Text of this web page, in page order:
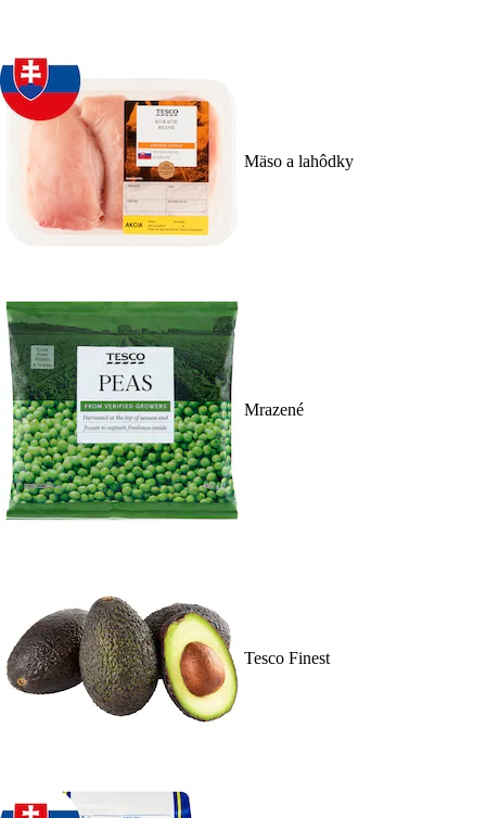
Mäso a lahôdky
Mrazené
Tesco Finest